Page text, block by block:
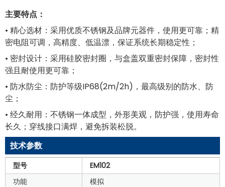
主要特点：
• 精心选材：采用优质不锈钢及品牌元器件，使用更可靠；精
密电阻可调，高精度、低温漂，保证系统长期稳定性；
• 密封设计：采用硅胶密封圈，与盒盖双重密封保障，密封性
强且耐使用更可靠；
• 防水防尘：防护等级IP68(2m/2h)，最高级别的防水、防
尘；
• 经久耐用：不锈钢一体成型，外形美观，防护强，使用寿命
长久；穿线接口满焊，避免拆装松脱。
技术参数
型号
EM102
功能
模拟